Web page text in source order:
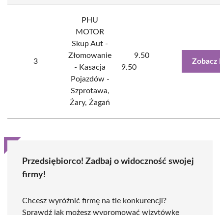
3
PHU
MOTOR
Skup Aut -
Złomowanie
- Kasacja
Pojazdów -
Szprotawa,
Żary, Żagań
9.50
9.50
Zobacz
Przedsiębiorco! Zadbaj o widoczność swojej
firmy!
Chcesz wyróżnić firmę na tle konkurencji?
Sprawdź jak możesz wypromować wizytówkę